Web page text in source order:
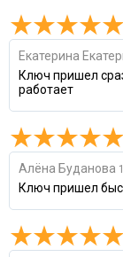
Екатерина
Ключ пришел
работает
Алёна Буданова
Ключ пришел